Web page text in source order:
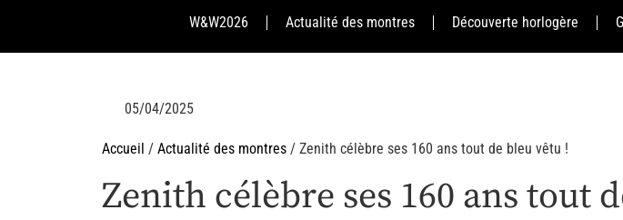
W&W2026 Actualité des montres Découverte horlogère
05/04/2025
Accueil / Actualité des montres / Zenith célèbre ses 160 ans tout de bleu vêtu !
Zenith célèbre ses 160 ans tout